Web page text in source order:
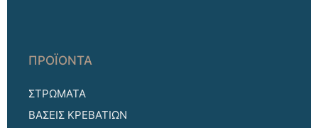
ΠΡΟΪΟΝΤΑ
ΣΤΡΩΜΑΤΑ
ΒΑΣΕΙΣ ΚΡΕΒΑΤΙΩΝ